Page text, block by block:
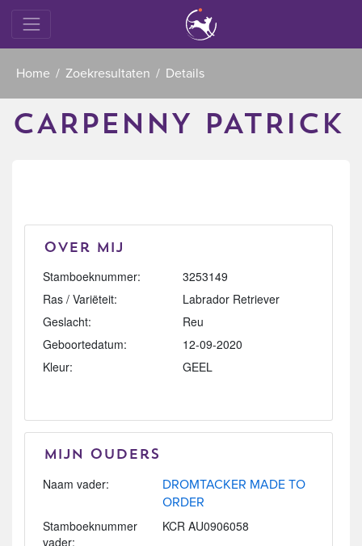
Home Zoekresultaten Details
CARPENNY PATRICK
Over mij
Stamboeknummer:
3253149
Ras / Variëteit:
Labrador Retriever
Geslacht:
Reu
Geboortedatum:
12-09-2020
Kleur:
GEEL
Mijn Ouders
Naam vader:
DROMTACKER MADE TO
ORDER
Stamboeknummer
vader:
KCR AU0906058